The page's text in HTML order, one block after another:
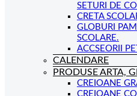
SETURI DE
CRETA
GLOBURI
SCOLARE.
ACCSEORII
CALENDARE
PRODUSE ARTA,
CREIOANE
CREIOANE